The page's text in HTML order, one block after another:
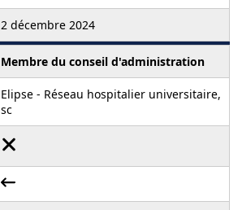
2 décembre 2024
Membre du conseil d'administration
Elipse - Réseau hospitalier universitaire,
sc